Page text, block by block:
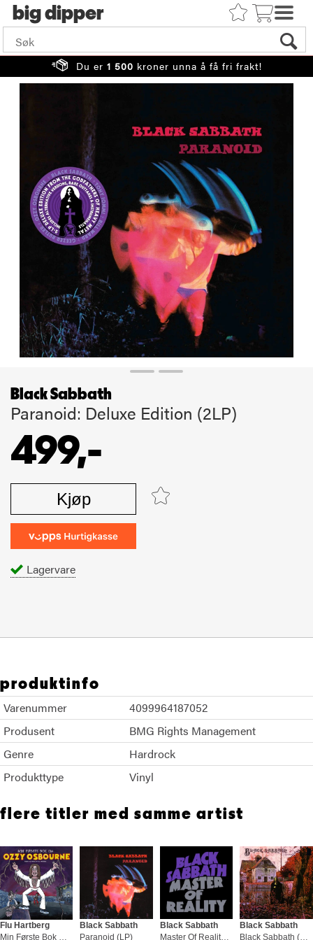
big
Du er 1 500 kroner unna å få fri frakt!
Black Sabbath
Paranoid: Deluxe Edition (2LP)
499,-
Kjøp
Lagervare
produktinfo
Varenummer
4099964187052
Produsent
BMG Rights Management
Genre
Hardrock
Produkttype
Vinyl
flere titler med samme artist
Flu Hartberg
Min Første Bok Om Ozzy Osbourne (BOK)
Black Sabbath
Paranoid (LP)
Black Sabbath
Master Of Reality (LP)
Black Sabbath
Black Sabbath (LP)